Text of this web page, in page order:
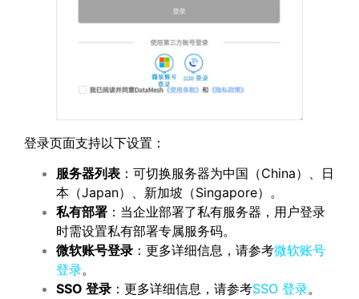
登录页面支持以下设置：
服务器列表 ：可切换服务器为中国（China）、日
本（Japan）、新加坡（Singapore）。
私有部署 ：当企业部署了私有服务器，用户登录
时需设置私有部署专属服务码。
微软账号登录 ：更多详细信息，请参考微软账号
登录。
SSO 登录 ：更多详细信息，请参考SSO 登录。